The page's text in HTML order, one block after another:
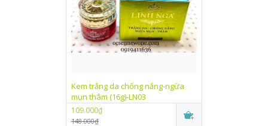
Kem trắng da chống nắng-ngừa
mụn thâm (16g)-LN03
109.000₫
148.000₫